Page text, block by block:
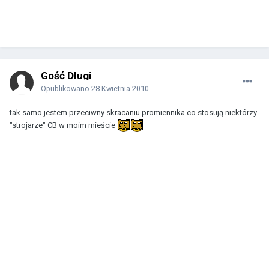
Gość Dlugi
Opublikowano 28 Kwietnia 2010
tak samo jestem przeciwny skracaniu promiennika co stosują niektórzy
"strojarze" CB w moim mieście